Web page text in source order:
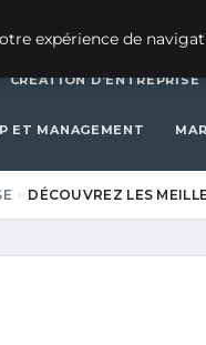
CRÉATION D’ENTREPRISE
ET MANAGEMENT
DÉCOUVREZ LES
expérience de